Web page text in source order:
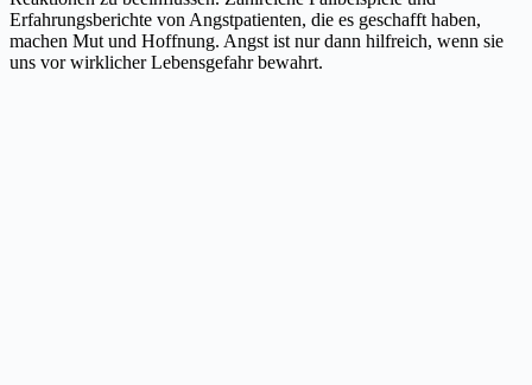
Erfahrungsberichte von Angstpatienten, die es geschafft haben,
machen Mut und Hoffnung. Angst ist nur dann hilfreich, wenn sie
uns vor wirklicher Lebensgefahr bewahrt.